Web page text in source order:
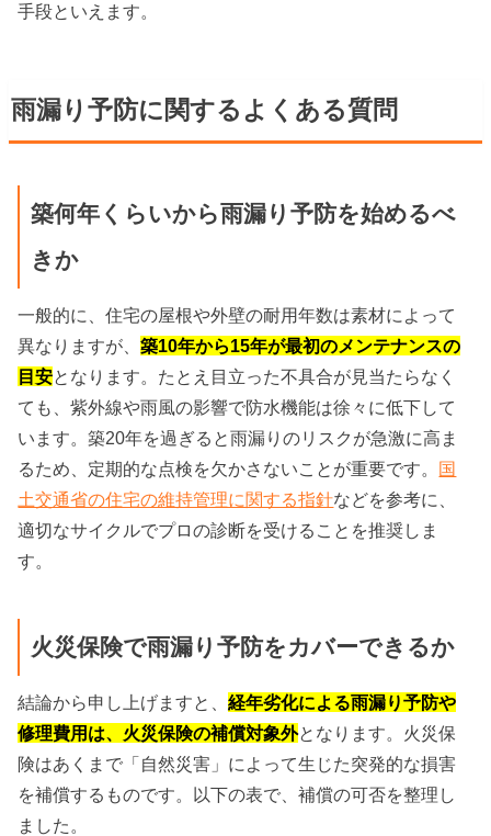
手段といえます。
雨漏り予防に関するよくある質問
築何年くらいから雨漏り予防を始めるべ
きか
一般的に、住宅の屋根や外壁の耐用年数は素材によって
異なりますが、築10年から15年が最初のメンテナンスの
目安となります。たとえ目立った不具合が見当たらなく
ても、紫外線や雨風の影響で防水機能は徐々に低下して
います。築20年を過ぎると雨漏りのリスクが急激に高ま
るため、定期的な点検を欠かさないことが重要です。 国
土交通省の住宅の維持管理に関する指針などを参考に、
適切なサイクルでプロの診断を受けることを推奨しま
す。
火災保険で雨漏り予防をカバーできるか
結論から申し上げますと、経年劣化による雨漏り予防や
修理費用は、火災保険の補償対象外となります。火災保
険はあくまで「自然災害」によって生じた突発的な損害
を補償するものです。以下の表で、補償の可否を整理し
ました。